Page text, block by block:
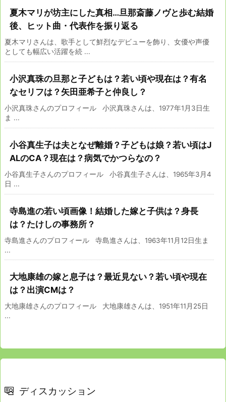
夏木マリが坊主にした真相…旦那斎藤ノヴと歩む結婚
後、ヒット曲・代表作を振り返る
夏木マリさんは、歌手として鮮烈なデビューを飾り、女優や声優
としても幅広い活躍を続 ...
小沢真珠の旦那と子どもは？若い頃や現在は？有名
なセリフは？矢田亜希子と仲良し？
小沢真珠さんのプロフィール 小沢真珠さんは、1977年1月3日生
ま ...
小谷真生子は夫となぜ離婚？子どもは娘？若い頃はJ
ALのCA？現在は？病気でかつらなの？
小谷真生子さんのプロフィール 小谷真生子さんは、1965年3月4
日 ...
寺島進の若い頃画像！結婚した嫁と子供は？身長
は？たけしの事務所？
寺島進さんのプロフィール 寺島進さんは、1963年11月12日生ま
...
大地康雄の嫁と息子は？最近見ない？若い頃や現在
は？出演CMは？
大地康雄さんのプロフィール 大地康雄さんは、1951年11月25日
...
ディスカッション